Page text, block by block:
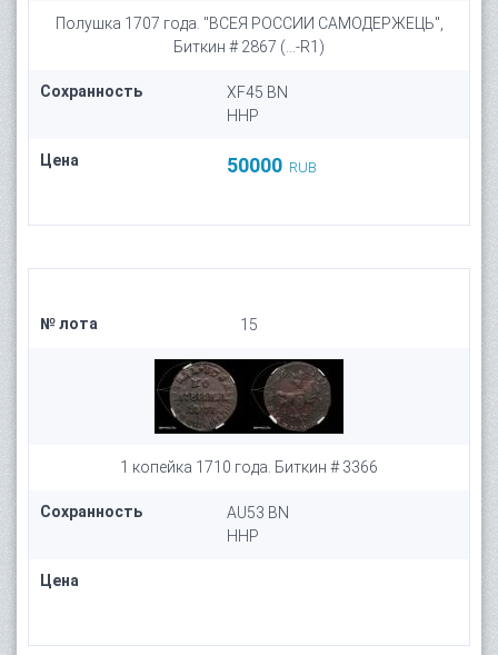
Полушка 1707 года. "ВСЕЯ РОССИИ САМОДЕРЖЕЦЬ",
Биткин # 2867 (...-R1)
Сохранность
XF45 BN
HHP
Цена 50000 RUB
№ лота 15
1 копейка 1710 года. Биткин # 3366
Сохранность
AU53 BN
HHP
Цена